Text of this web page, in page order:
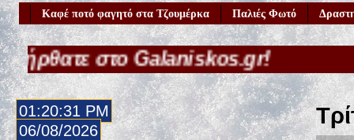
Καφέ ποτό φαγητό στα Τζουμέρκα Παλιές Φωτό
Galaniskos.gr!
01:20:33 PM
06/08/2026